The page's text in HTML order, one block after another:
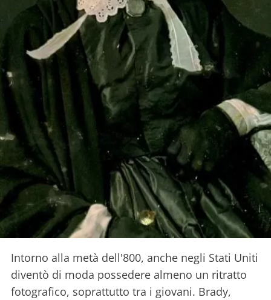
Intorno alla metà dell'800, anche negli Stati Uniti
diventò di moda possedere almeno un ritratto
fotografico, soprattutto tra i giovani. Brady,